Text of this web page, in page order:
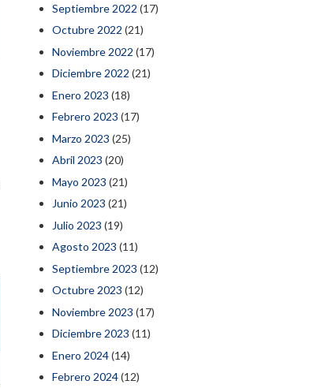
Septiembre 2022 (17)
Octubre 2022 (21)
Noviembre 2022 (17)
Diciembre 2022 (21)
Enero 2023 (18)
Febrero 2023 (17)
Marzo 2023 (25)
Abril 2023 (20)
Mayo 2023 (21)
Junio 2023 (21)
Julio 2023 (19)
Agosto 2023 (11)
Septiembre 2023 (12)
Octubre 2023 (12)
Noviembre 2023 (17)
Diciembre 2023 (11)
Enero 2024(14)
Febrero 2024(12)